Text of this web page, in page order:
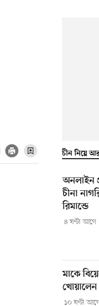
চীন নিয়ে
অনলাইন
চীনা
রিমান্ডে
৪ ঘণ্টা আগে
মাকে
১০ ঘণ্টা